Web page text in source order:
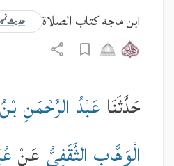
حدیث نمبر ابن ماجه کتاب الصلاة
حَدَّثَنَا عَبْدُ الرَّحْمَنِ
الْوَهَّابِ الثَّقَفِيُّ عَنْ